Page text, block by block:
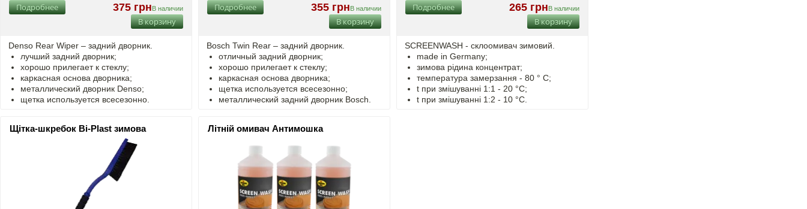
375 грнВ наличии
Подробнее
В корзину
Denso Rear Wiper – задний дворник.
лучший задний дворник;
хорошо прилегает к стеклу;
каркасная основа дворника;
металлический дворник Denso;
щетка используется всесезонно.
355 грнВ наличии
Подробнее
В корзину
Bosch Twin Rear – задний дворник.
отличный задний дворник;
хорошо прилегает к стеклу;
каркасная основа дворника;
щетка используется всесезонно;
металлический задний дворник Bosch.
265 грнВ наличии
Подробнее
В корзину
SCREENWASH - cклоомивач зимовий.
made in Germany;
зимова рідина концентрат;
температура замерзання - 80 ° C;
t при змішуванні 1:1 - 20 °C;
t при змішуванні 1:2 - 10 °C.
Щітка-шкребок Bi-Plast зимова Літній омивач Антимошка